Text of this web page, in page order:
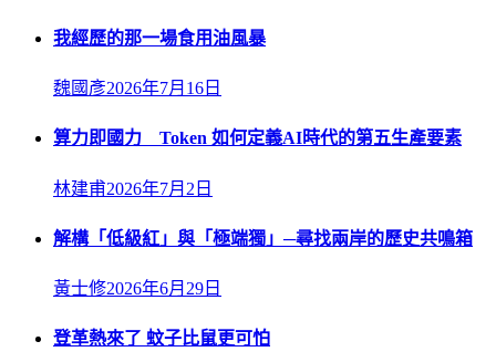
我經歷的那一場食用油風暴
魏國彥2026年7月16日
算力即國力 Token 如何定義AI時代的第五生產要素
林建甫2026年7月2日
解構「低級紅」與「極端獨」─尋找兩岸的歷史共鳴箱
黃士修2026年6月29日
登革熱來了 蚊子比鼠更可怕